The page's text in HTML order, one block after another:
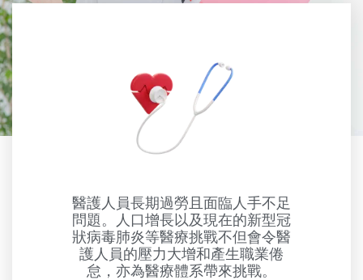
醫護人員長期過勞且面臨人手不足
問題。人口增長以及現在的新型冠
狀病毒肺炎等醫療挑戰不但會令醫
護人員的壓力大增和產生職業倦
怠，亦為醫療體系帶來挑戰。